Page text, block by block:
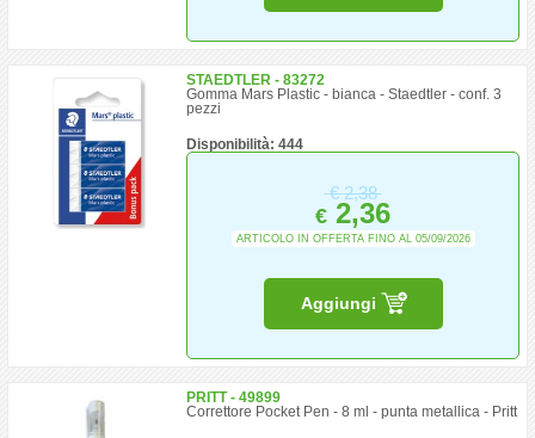
STAEDTLER - 83272
Gomma Mars Plastic - bianca - Staedtler - conf. 3
pezzi
Disponibilità: 444
€2,38
€ 2,36
ARTICOLO IN OFFERTA FINO AL 05/09/2026
Aggiungi
PRITT - 49899
Correttore Pocket Pen - 8 ml - punta metallica - Pritt